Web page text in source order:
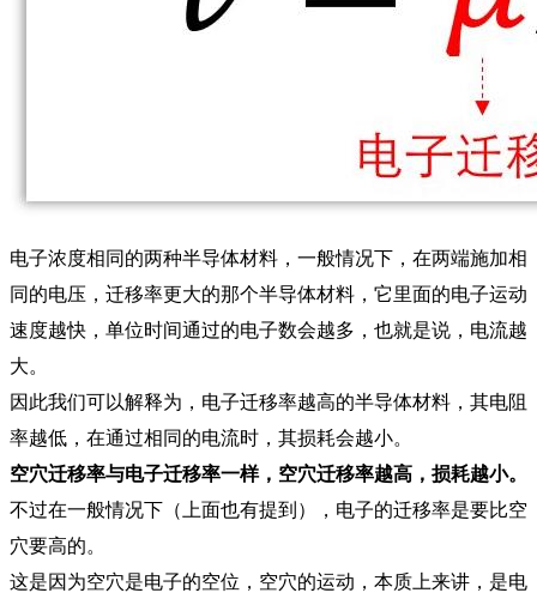
电子浓度相同的两种半导体材料，一般情况下，在两端施加相
同的电压，迁移率更大的那个半导体材料，它里面的电子运动
速度越快，单位时间通过的电子数会越多，也就是说，电流越
大。
因此我们可以解释为，电子迁移率越高的半导体材料，其电阻
率越低，在通过相同的电流时，其损耗会越小。
空穴迁移率与电子迁移率一样，空穴迁移率越高，损耗越小。
不过在一般情况下（上面也有提到），电子的迁移率是要比空
穴要高的。
这是因为空穴是电子的空位，空穴的运动，本质上来讲，是电